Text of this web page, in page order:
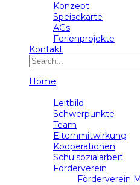
Konzept
Speisekarte
AGs
Ferienprojekte
Kontakt
Home
Leitbild
Schwerpunkte
Team
Elternmitwirkung
Kooperationen
Schulsozialarbeit
Förderverein
Förderverein